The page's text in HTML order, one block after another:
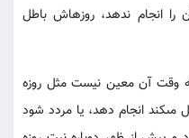
را انجام ندهد، روزه‏اش باطل
كه وقت آن معين نيست مثل روزه
مى‏كند انجام دهد، يا مردد شود